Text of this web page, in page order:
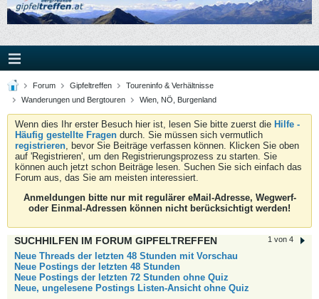
Forum Gipfeltreffen
Toureninfo & Verhältnisse
Wanderungen und Bergtouren
Wien, NÖ, Burgenland
Wenn dies Ihr erster Besuch hier ist, lesen Sie bitte zuerst die Hilfe -
Häufig gestellte Fragen durch. Sie müssen sich vermutlich
registrieren, bevor Sie Beiträge verfassen können. Klicken Sie oben
auf 'Registrieren', um den Registrierungsprozess zu starten. Sie
können auch jetzt schon Beiträge lesen. Suchen Sie sich einfach das
Forum aus, das Sie am meisten interessiert.
Anmeldungen bitte nur mit regulärer eMail-Adresse, Wegwerf-
oder Einmal-Adressen können nicht berücksichtigt werden!
1 von 4
SUCHHILFEN IM FORUM GIPFELTREFFEN
Neue Threads der letzten 48 Stunden mit Vorschau
Neue Postings der letzten 48 Stunden
Neue Postings der letzten 72 Stunden ohne Quiz
Neue, ungelesene Postings Listen-Ansicht ohne Quiz